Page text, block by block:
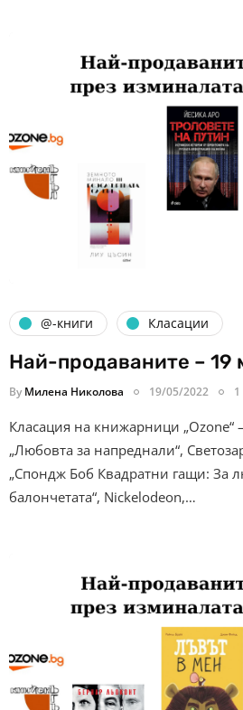
@-книги Класации
Най-продаваните – 19
By Милена Николова 19/05/2022
Класация на книжарници „Ozone“
„Любовта за напреднали“,
„Спондж Боб Квадратни гащи: За
балончетата“, Nickelodeon,…